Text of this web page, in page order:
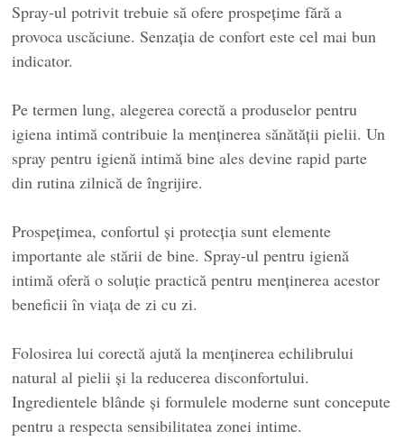
Spray-ul potrivit trebuie să ofere prospețime fără a
provoca uscăciune. Senzația de confort este cel mai bun
indicator.
Pe termen lung, alegerea corectă a produselor pentru
igiena intimă contribuie la menținerea sănătății pielii. Un
spray pentru igienă intimă bine ales devine rapid parte
din rutina zilnică de îngrijire.
Prospețimea, confortul și protecția sunt elemente
importante ale stării de bine. Spray-ul pentru igienă
intimă oferă o soluție practică pentru menținerea acestor
beneficii în viața de zi cu zi.
Folosirea lui corectă ajută la menținerea echilibrului
natural al pielii și la reducerea disconfortului.
Ingredientele blânde și formulele moderne sunt concepute
pentru a respecta sensibilitatea zonei intime.